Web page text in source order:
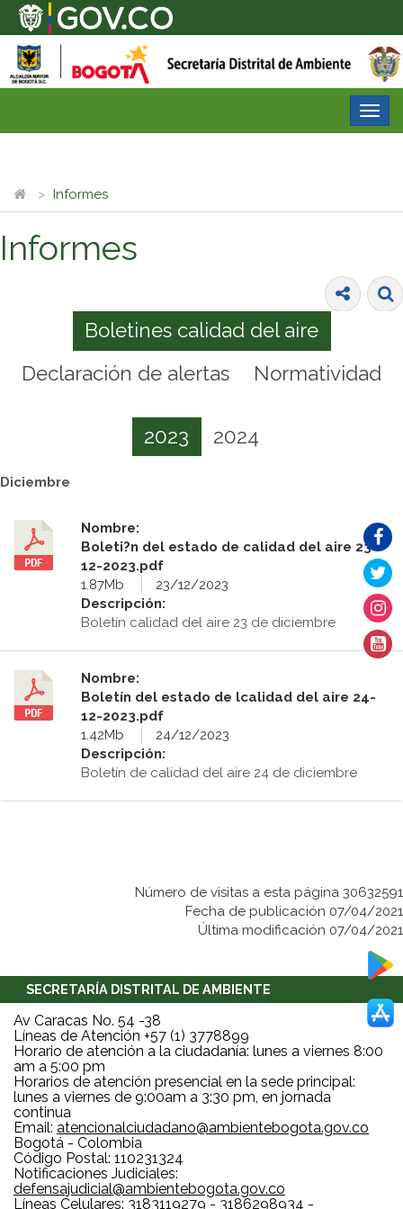
Informes
Informes
Boletines calidad del aire
Declaración de alertas
Normatividad
2023 2024
Diciembre
Nombre:
Boleti?n del estado de calidad del aire 23-
12-2023.pdf
1.87Mb
23/12/2023
Descripción:
Boletín calidad del aire 23 de diciembre
Nombre:
Boletín del estado de lcalidad del aire 24-
12-2023.pdf
1.42Mb
24/12/2023
Descripción:
Boletín de calidad del aire 24 de diciembre
Número de visitas a esta página 30632591
Fecha de publicación 07/04/2021
Última modificación 07/04/2021
SECRETARÍA DISTRITAL DE AMBIENTE
Av Caracas No. 54 -38
Líneas de Atención +57 (1) 3778899
Horario de atención a la ciudadanía: lunes a viernes 8:00
am a 5:00 pm
Horarios de atención presencial en la sede principal:
lunes a viernes de 9:00am a 3:30 pm, en jornada
continua
Email: atencionalciudadano@ambientebogota.gov.co
Bogotá - Colombia
Código Postal: 110231324
Notificaciones Judiciales:
defensajudicial@ambientebogota.gov.co
Líneas Celulares: 3183119279 - 3186298934 -